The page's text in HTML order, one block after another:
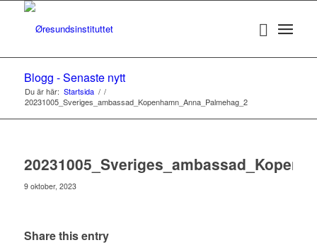
Blogg - Senaste nytt
Du är här: Startsida / /
20231005_Sveriges_ambassad_Kopenhamn_Anna_Palmehag_2
9 oktober, 2023
Share this entry